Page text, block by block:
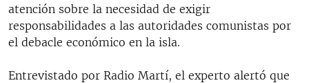
LOS SANTOS DE HIALEAH
LA INVASIÓN DE RUSIA A UCRANIA
atención sobre la necesidad de exigir
responsabilidades a las autoridades comunistas por
el debacle económico en la isla.
Entrevistado por Radio Martí, el experto alertó que